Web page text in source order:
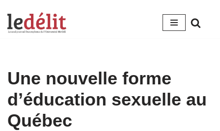
Aller
Une nouvelle forme
d’éducation sexuelle au
Québec